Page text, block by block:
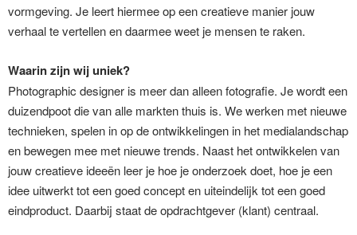
vormgeving. Je leert hiermee op een creatieve manier jouw
verhaal te vertellen en daarmee weet je mensen te raken.
Waarin zijn wij uniek?
Photographic designer is meer dan alleen fotografie. Je wordt een
duizendpoot die van alle markten thuis is. We werken met nieuwe
technieken, spelen in op de ontwikkelingen in het medialandschap
en bewegen mee met nieuwe trends. Naast het ontwikkelen van
jouw creatieve ideeën leer je hoe je onderzoek doet, hoe je een
idee uitwerkt tot een goed concept en uiteindelijk tot een goed
eindproduct. Daarbij staat de opdrachtgever (klant) centraal.